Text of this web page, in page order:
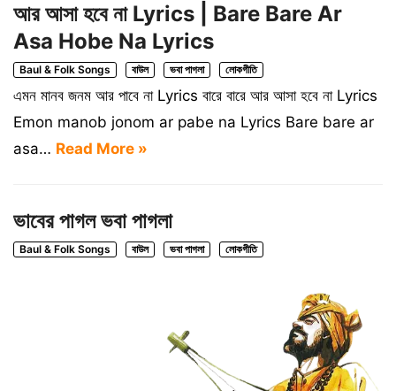
আর আসা হবে না Lyrics | Bare Bare Ar
Asa Hobe Na Lyrics
Baul & Folk Songs বাউল ভবা পাগলা লোকগীতি
এমন মানব জনম আর পাবে না Lyrics বারে বারে আর আসা হবে না Lyrics
Emon manob jonom ar pabe na Lyrics Bare bare ar
asa… Read More »
ভাবের পাগল ভবা পাগলা
Baul & Folk Songs বাউল ভবা পাগলা লোকগীতি